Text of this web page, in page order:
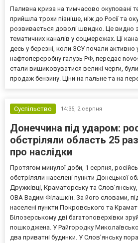
Паливна криза на тимчасово окуповані
прийшла трохи пізніше, ніж до Росії та
розвивається доволі швидко. Це видно
тематичних каналів у соцмережах. Ці
десь у березні, коли ЗСУ почали активно
нафтопереробну галузь РФ, передає
стали вишиковуватися великі черги,
продаж бензину. Ціни на пальне та на
Суспільство 14:35, 2 серпня
Донеччина під ударом:
обстріляли область 25
про наслідки
Протягом минулої доби, 1 серпня,
обстріляли населені пункти Донецької
Дружківці, Краматорську та
ОВА Вадим Філашкін. За його словами,
населені пункти Покровського та
Білозерському дві багатоповерхівки
пошкоджена. У Райгородку
два приватні будинки. У Слов’янську